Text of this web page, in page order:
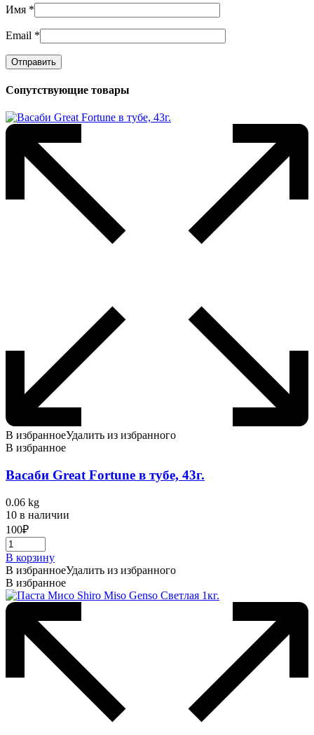
Имя *
Email *
Сопутствующие товары
В избранноеУдалить из избранного
В избранное
Васаби Great Fortune в тубе, 43г.
0.06 kg
10 в наличии
100₽
В корзину
В избранноеУдалить из избранного
В избранное